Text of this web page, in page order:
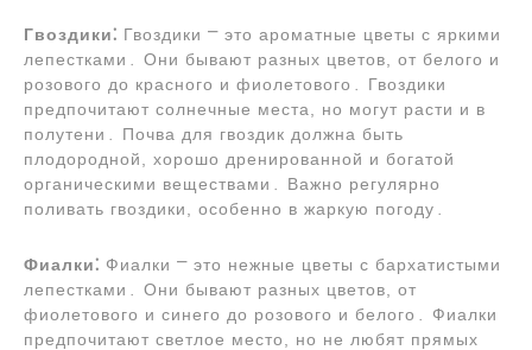
Гвоздики⁚ Гвоздики ⎻ это ароматные цветы с яркими
лепестками․ Они бывают разных цветов, от белого и
розового до красного и фиолетового․ Гвоздики
предпочитают солнечные места, но могут расти и в
полутени․ Почва для гвоздик должна быть
плодородной, хорошо дренированной и богатой
органическими веществами․ Важно регулярно
поливать гвоздики, особенно в жаркую погоду․
Фиалки⁚ Фиалки ⎻ это нежные цветы с бархатистыми
лепестками․ Они бывают разных цветов, от
фиолетового и синего до розового и белого․ Фиалки
предпочитают светлое место, но не любят прямых